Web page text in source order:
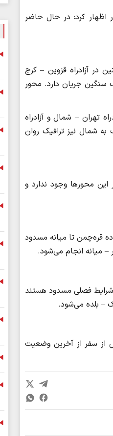
کرد: در حال حاضر
در آزادراه قزوین – کرج
سنگین جریان دارد. محور
تهران – شمال و آزادراه
شمال نیز ترافیک روان
محورها وجود ندارد و
قره‌چمن تا میانه مسدود
میانه انجام می‌شود.
شرایط فصلی مسدود هستند
– بلده می‌شود.
از سفر از آخرین وضعیت